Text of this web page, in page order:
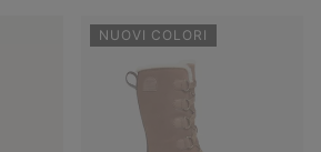
NUOVI COLORI